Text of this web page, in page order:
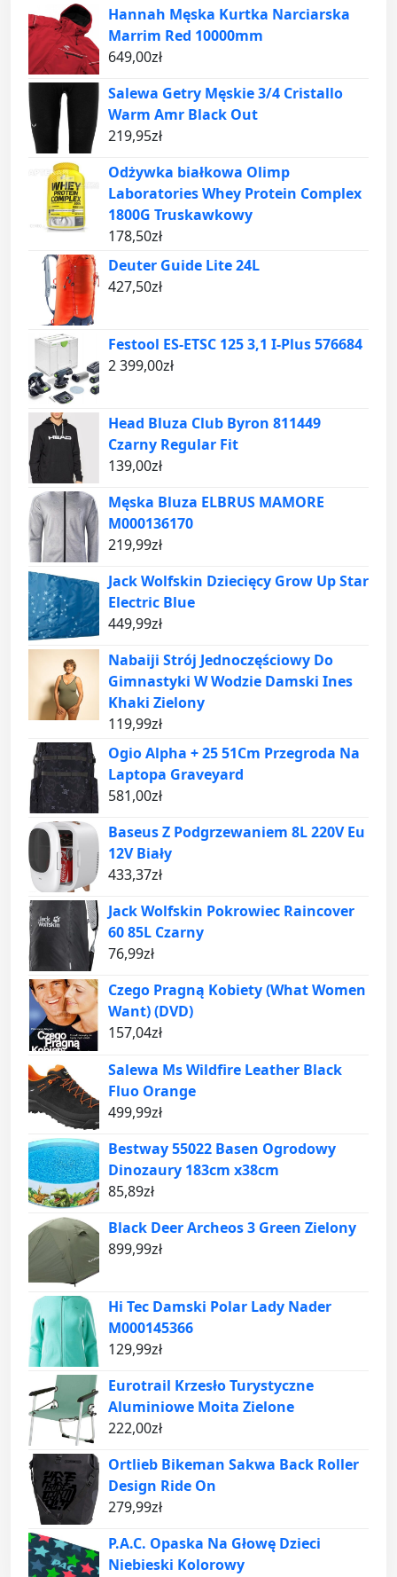
Hannah Męska Kurtka Narciarska
Marrim Red 10000mm
649,00zł
Salewa Getry Męskie 3/4 Cristallo
Warm Amr Black Out
219,95zł
Odżywka białkowa Olimp
Laboratories Whey Protein Complex
1800G Truskawkowy
178,50zł
Deuter Guide Lite 24L
427,50zł
Festool ES-ETSC 125 3,1 I-Plus 576684
2 399,00zł
Head Bluza Club Byron 811449
Czarny Regular Fit
139,00zł
Męska Bluza ELBRUS MAMORE
M000136170
219,99zł
Jack Wolfskin Dziecięcy Grow Up Star
Electric Blue
449,99zł
Nabaiji Strój Jednoczęściowy Do
Gimnastyki W Wodzie Damski Ines
Khaki Zielony
119,99zł
Ogio Alpha + 25 51Cm Przegroda Na
Laptopa Graveyard
581,00zł
Baseus Z Podgrzewaniem 8L 220V Eu
12V Biały
433,37zł
Jack Wolfskin Pokrowiec Raincover
60 85L Czarny
76,99zł
Czego Pragną Kobiety (What Women
Want) (DVD)
157,04zł
Salewa Ms Wildfire Leather Black
Fluo Orange
499,99zł
Bestway 55022 Basen Ogrodowy
Dinozaury 183cm x38cm
85,89zł
Black Deer Archeos 3 Green Zielony
899,99zł
Hi Tec Damski Polar Lady Nader
M000145366
129,99zł
Eurotrail Krzesło Turystyczne
Aluminiowe Moita Zielone
222,00zł
Ortlieb Bikeman Sakwa Back Roller
Design Ride On
279,99zł
P.A.C. Opaska Na Głowę Dzieci
Niebieski Kolorowy